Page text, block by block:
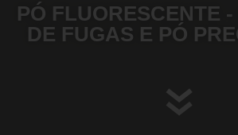
PÓ FLUORESCENTE
DE FUGAS E PÓ